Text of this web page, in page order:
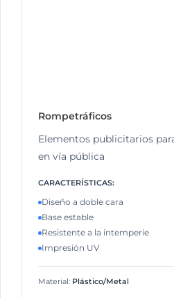
Rompetráficos
Elementos publicitarios
en vía pública
CARACTERÍSTICAS:
Diseño a doble cara
Base estable
Resistente a la intemperie
Impresión UV
Material: Plástico/Metal